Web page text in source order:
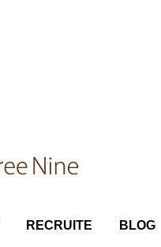
RECRUITE BLOG